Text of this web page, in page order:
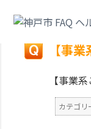
戻る
【事
【事業
カテゴリ